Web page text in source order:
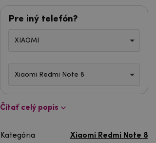
Pre iný telefón?
XIAOMI
Xiaomi Redmi Note 8
Čítať celý popis
Kategória
Xiaomi Redmi Note 8